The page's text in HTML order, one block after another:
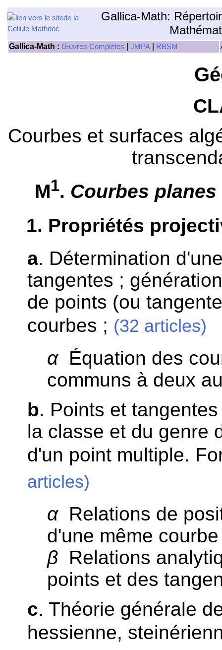
Gallica-Math:
Gallica-Math : Œuvres Complètes JMPA RBSM
Courbes et surfaces
M1. Courbes
1. Propriétés
a. Détermination
tangentes ;
de points (ou
courbes ; (32 articles)
αÉquation des
communs à deux
b. Points et
la classe et du genre
d'un point multiple.
articles)
αRelations de
d'une même
β Relations
points et des
c. Théorie générale
hessienne,